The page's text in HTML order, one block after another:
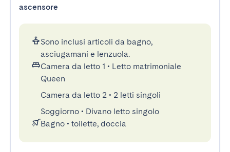
ascensore
Sono inclusi articoli da bagno,
asciugamani e lenzuola.
Camera da letto 1 • Letto matrimoniale
Queen
Camera da letto 2 • 2 letti singoli
Soggiorno • Divano letto singolo
Bagno • toilette, doccia